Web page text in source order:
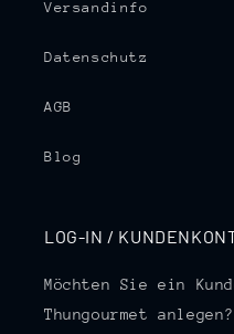
Versandinfo
Datenschutz
AGB
Blog
LOG-IN /
Möchten Sie ein
Thungourmet anlegen?